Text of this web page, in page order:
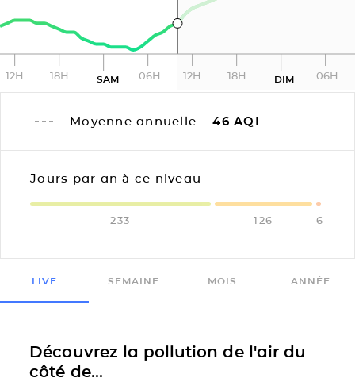
12H 18H SAM 06H 12H 18H DIM 06H
Moyenne annuelle 46 AQI
Jours par an à ce niveau
233 126 6
LIVE SEMAINE MOIS ANNÉE
Découvrez la pollution de l'air du
côté de...